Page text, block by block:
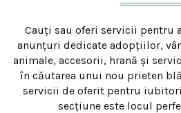
Cauți sau oferi servicii pentru
anunțuri dedicate adopțiilor,
animale, accesorii, hrană și
în căutarea unui nou prieten
servicii de oferit pentru
secțiune este locul